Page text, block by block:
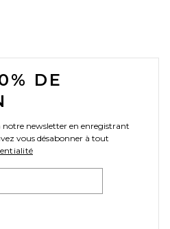
DE
notre newsletter en enregistrant
vous désabonner à tout